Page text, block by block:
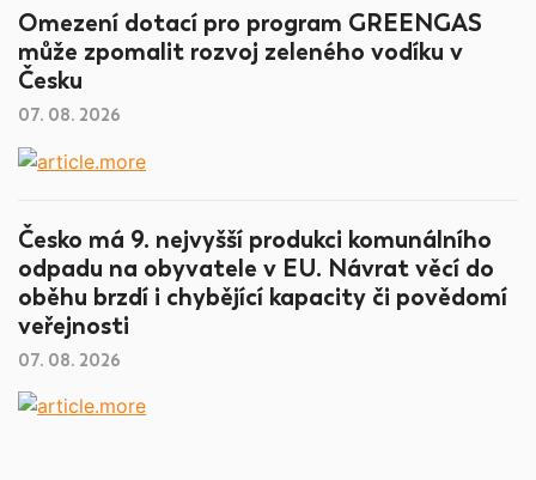
Omezení dotací pro program GREENGAS
může zpomalit rozvoj zeleného vodíku v
Česku
07. 08. 2026
Česko má 9. nejvyšší produkci komunálního
odpadu na obyvatele v EU. Návrat věcí do
oběhu brzdí i chybějící kapacity či povědomí
veřejnosti
07. 08. 2026